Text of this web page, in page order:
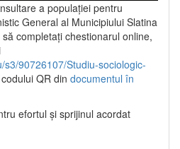
a populaţiei pentru
General al Municipiului Slatina
completați chestionarul online,
s3/90726107/Studiu-sociologic-
QR din documentul în
efortul şi sprijinul acordat